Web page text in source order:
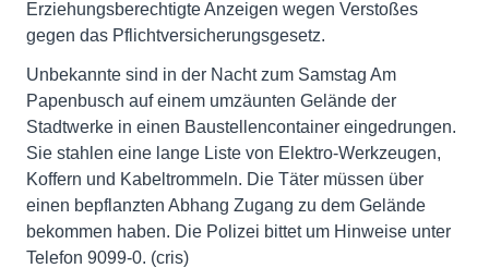
Erziehungsberechtigte Anzeigen wegen Verstoßes
gegen das Pflichtversicherungsgesetz.
Unbekannte sind in der Nacht zum Samstag Am
Papenbusch auf einem umzäunten Gelände der
Stadtwerke in einen Baustellencontainer eingedrungen.
Sie stahlen eine lange Liste von Elektro-Werkzeugen,
Koffern und Kabeltrommeln. Die Täter müssen über
einen bepflanzten Abhang Zugang zu dem Gelände
bekommen haben. Die Polizei bittet um Hinweise unter
Telefon 9099-0. (cris)